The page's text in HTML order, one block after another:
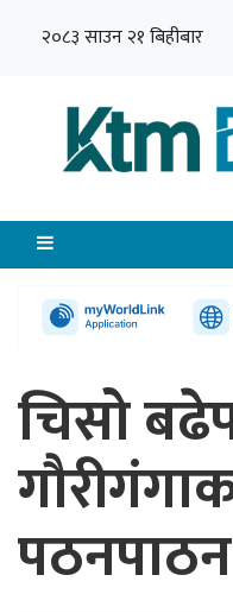
२०८३ साउन २१ बिहीबार
चिसो